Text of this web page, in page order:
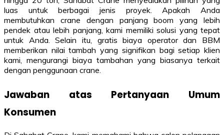
luas untuk berbagai jenis proyek. Apakah Anda
membutuhkan crane dengan panjang boom yang lebih
pendek atau lebih panjang, kami memiliki solusi yang tepat
untuk Anda. Selain itu, gratis biaya operator dan BBM
memberikan nilai tambah yang signifikan bagi setiap klien
kami, mengurangi biaya tambahan yang biasanya terkait
dengan penggunaan crane.
Jawaban atas Pertanyaan Umum
Konsumen